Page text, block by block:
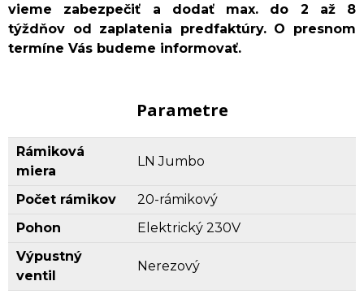
vieme zabezpečiť a dodať max. do 2 až 8
týždňov od zaplatenia predfaktúry. O presnom
termíne Vás budeme informovať.
Parametre
Rámiková
miera
LN Jumbo
Počet rámikov
20-rámikový
Pohon
Elektrický 230V
Výpustný
ventil
Nerezový